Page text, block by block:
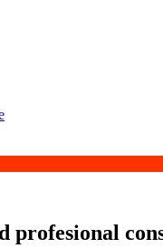
profesional